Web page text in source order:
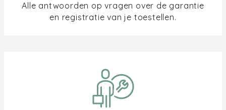
Alle antwoorden op vragen over de garantie
en registratie van je toestellen.